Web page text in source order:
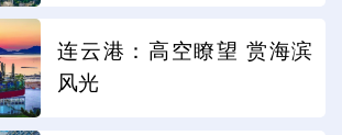
连云港：高空瞭望 赏海滨
风光